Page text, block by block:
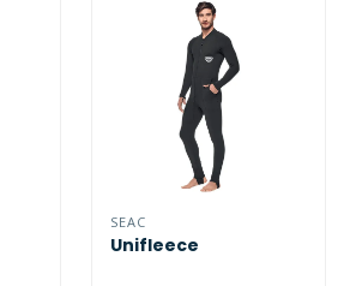
SEAC
Unifleece